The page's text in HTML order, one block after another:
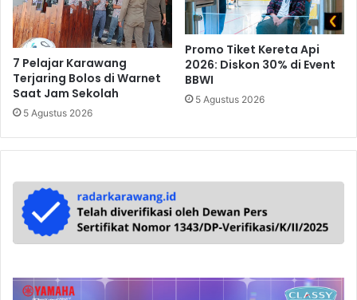
7 Pelajar Karawang
Terjaring Bolos di Warnet
Saat Jam Sekolah
5 Agustus 2026
Promo Tiket Kereta Api
2026: Diskon 30% di Event
BBWI
5 Agustus 2026